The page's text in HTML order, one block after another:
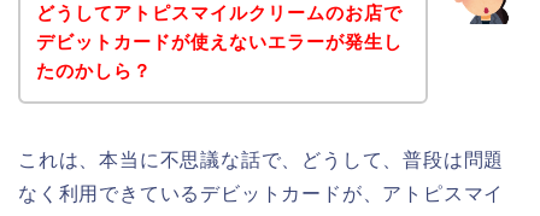
どうしてアトピスマイルクリームのお店で
デビットカードが使えないエラーが発生し
たのかしら？
これは、本当に不思議な話で、どうして、普段は問題
なく利用できているデビットカードが、アトピスマイ